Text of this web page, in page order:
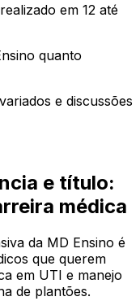
em 12 até
quanto
e discussões
e título:
médica
da MD Ensino é
que querem
em UTI e manejo
de plantões.